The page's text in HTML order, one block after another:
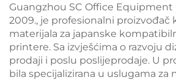
Guangzhou SC Office Equipment
2009., je profesionalni
materijala za japanske
printere. Sa izvješćima o razvoju
prodaji i poslu poslijeprodaje. U
bila specijalizirana u uslugama za